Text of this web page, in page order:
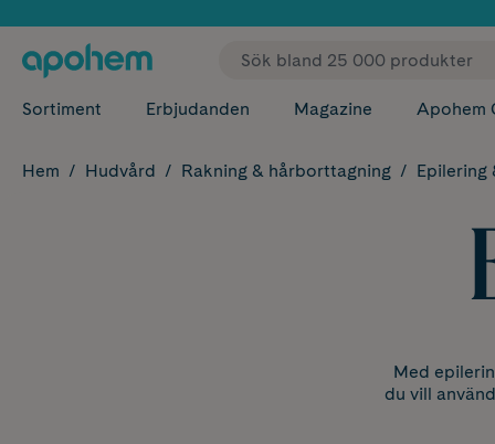
✓
Sortiment Erbjudanden Magazine Apohem
Hem Hudvård Rakning & hårborttagning Epilering
Med
du vill